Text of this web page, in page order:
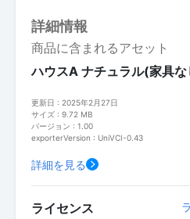
詳細情報
商品に含まれるアセット
ハウスA ナチュラル(家具
更新日 : 2025年2月27日
サイズ : 9.72 MB
バージョン : 1.00
exporterVersion : UniVCI-0.43
詳細を見る
ライセンス